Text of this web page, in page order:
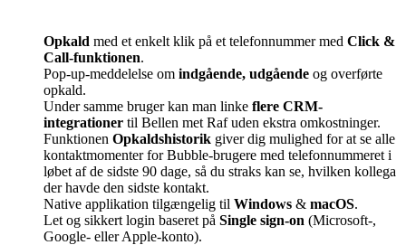
Opkald med et enkelt klik på et telefonnummer med Click &
Call-funktionen.
Pop-up-meddelelse om indgående, udgående og overførte
opkald.
Under samme bruger kan man linke flere CRM-
integrationer til Bellen met Raf uden ekstra omkostninger.
Funktionen Opkaldshistorik giver dig mulighed for at se alle
kontaktmomenter for Bubble-brugere med telefonnummeret i
løbet af de sidste 90 dage, så du straks kan se, hvilken kollega
der havde den sidste kontakt.
Native applikation tilgængelig til Windows & macOS.
Let og sikkert login baseret på Single sign-on (Microsoft-,
Google- eller Apple-konto).